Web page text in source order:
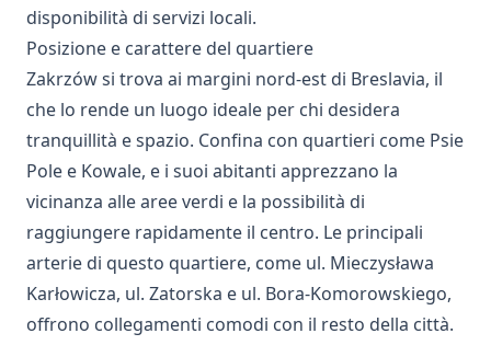
disponibilità di servizi locali.
Posizione e carattere del quartiere
Zakrzów si trova ai margini nord-est di Breslavia, il
che lo rende un luogo ideale per chi desidera
tranquillità e spazio. Confina con quartieri come Psie
Pole e Kowale, e i suoi abitanti apprezzano la
vicinanza alle aree verdi e la possibilità di
raggiungere rapidamente il centro. Le principali
arterie di questo quartiere, come ul. Mieczysława
Karłowicza, ul. Zatorska e ul. Bora-Komorowskiego,
offrono collegamenti comodi con il resto della città.